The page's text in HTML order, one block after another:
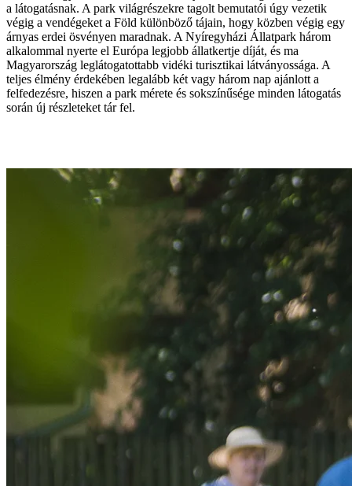
a látogatásnak. A park világrészekre tagolt bemutatói úgy vezetik
végig a vendégeket a Föld különböző tájain, hogy közben végig egy
árnyas erdei ösvényen maradnak. A Nyíregyházi Állatpark három
alkalommal nyerte el Európa legjobb állatkertje díját, és ma
Magyarország leglátogatottabb vidéki turisztikai látványossága. A
teljes élmény érdekében legalább két vagy három nap ajánlott a
felfedezésre, hiszen a park mérete és sokszínűsége minden látogatás
során új részleteket tár fel.